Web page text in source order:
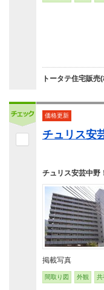
トータテ住宅販売
価格更新
チュリス安
チュリス安芸中野
掲載写真
間取り図 外観 共